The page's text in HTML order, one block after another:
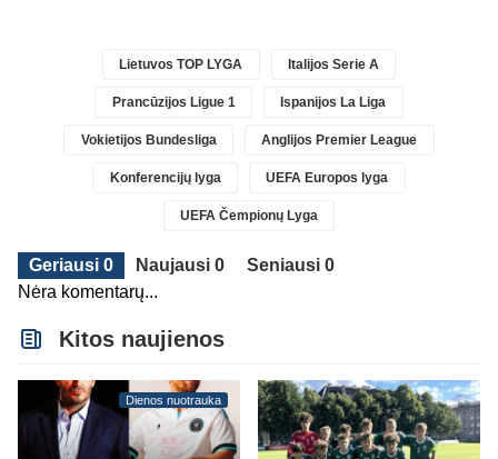
Lietuvos TOP LYGA Italijos Serie A
Prancūzijos Ligue 1 Ispanijos La Liga
Vokietijos Bundesliga Anglijos Premier League
Konferencijų lyga UEFA Europos lyga
UEFA Čempionų Lyga
Geriausi 0 Naujausi 0
Seniausi 0
Nėra komentarų...
Kitos naujienos
Dienos nuotrauka